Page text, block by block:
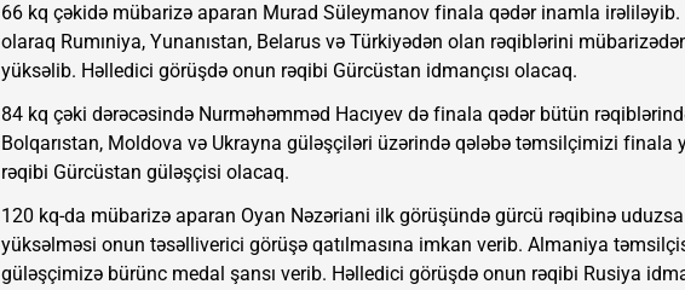
66 kq çəkidə mübarizə aparan Murad Süleymanov finala qədər inamla irəliləyib.
olaraq Rumıniya, Yunanıstan, Belarus və Türkiyədən olan rəqiblərini
yüksəlib. Həlledici görüşdə onun rəqibi Gürcüstan idmançısı olacaq.
84 kq çəki dərəcəsində Nurməhəmməd Hacıyev də finala qədər bütün
Bolqarıstan, Moldova və Ukrayna güləşçiləri üzərində qələbə təmsilçimizi finala
rəqibi Gürcüstan güləşçisi olacaq.
120 kq-da mübarizə aparan Oyan Nəzəriani ilk görüşündə gürcü rəqibinə
yüksəlməsi onun təsəlliverici görüşə qatılmasına imkan verib. Almaniya
güləşçimizə bürünc medal şansı verib. Həlledici görüşdə onun rəqibi Rusiya